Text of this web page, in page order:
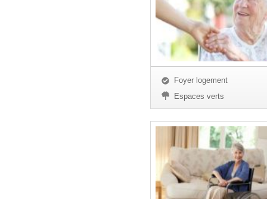
Foyer logement
Espaces verts